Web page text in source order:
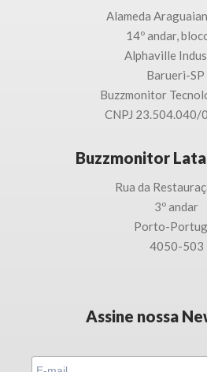
Alameda
14º andar,
Alphaville
Barueri-SP
Buzzmonitor
CNPJ 23.504.040/
Buzzmonitor
Rua da
3º andar
Porto-
4050-503
Assine nossa